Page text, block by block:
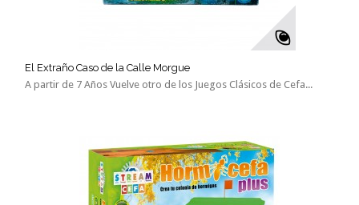
El Extraño Caso de la Calle Morgue
A partir de 7 Años Vuelve otro de los Juegos Clásicos de Cefa...